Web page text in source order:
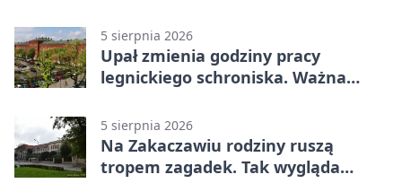
5 sierpnia 2026
Upał zmienia godziny pracy
legnickiego schroniska. Ważna
5 sierpnia 2026
Na Zakaczawiu rodziny ruszą
tropem zagadek. Tak wygląda